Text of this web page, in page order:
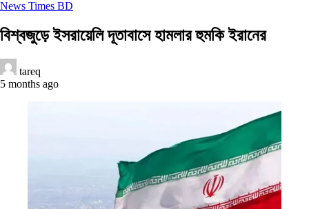
News Times BD
বিশ্বজুড়ে ইসরায়েলি দূতাবাসে হামলার হুমকি ইরানের
tareq
5 months ago